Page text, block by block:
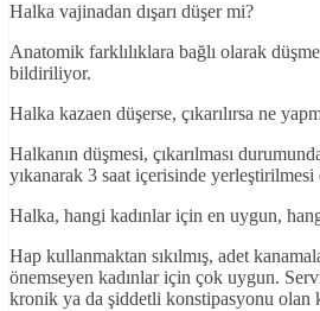
Halka vajinadan dışarı düşer mi?
Anatomik farklılıklara bağlı olarak
bildiriliyor.
Halka kazaen düşerse, çıkarılırsa ne
Halkanın düşmesi, çıkarılması
yıkanarak 3 saat içerisinde
Halka, hangi kadınlar için en uygun,
Hap kullanmaktan sıkılmış, adet
önemseyen kadınlar için çok uygun.
kronik ya da şiddetli konstipasyonu olan